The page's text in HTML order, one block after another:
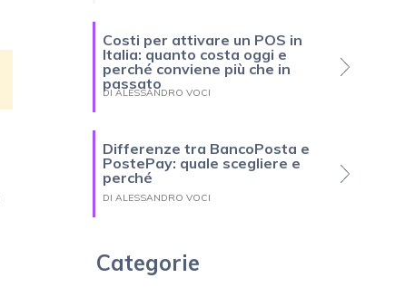
Costi per attivare un POS in
Italia: quanto costa oggi e
perché conviene più che in
passato
DI ALESSANDRO VOCI
Differenze tra BancoPosta e
PostePay: quale scegliere e
perché
DI ALESSANDRO VOCI
Categorie